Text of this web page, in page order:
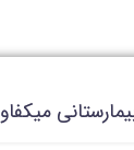
میکفاوا با